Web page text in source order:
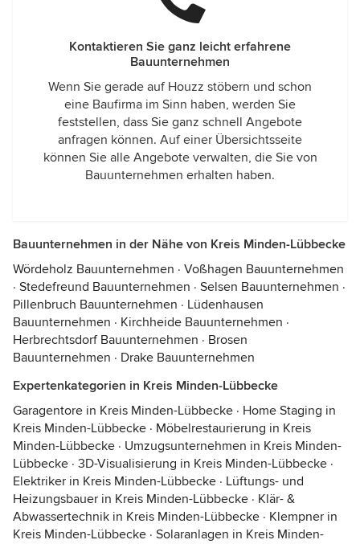
Kontaktieren Sie ganz leicht erfahrene
Bauunternehmen
Wenn Sie gerade auf Houzz stöbern und schon
eine Baufirma im Sinn haben, werden Sie
feststellen, dass Sie ganz schnell Angebote
anfragen können. Auf einer Übersichtsseite
können Sie alle Angebote verwalten, die Sie von
Bauunternehmen erhalten haben.
Bauunternehmen in der Nähe von Kreis Minden-Lübbecke
Wördeholz Bauunternehmen · Voßhagen Bauunternehmen
· Stedefreund Bauunternehmen · Selsen Bauunternehmen ·
Pillenbruch Bauunternehmen · Lüdenhausen
Bauunternehmen · Kirchheide Bauunternehmen ·
Herbrechtsdorf Bauunternehmen · Brosen
Bauunternehmen · Drake Bauunternehmen
Expertenkategorien in Kreis Minden-Lübbecke
Garagentore in Kreis Minden-Lübbecke · Home Staging in
Kreis Minden-Lübbecke · Möbelrestaurierung in Kreis
Minden-Lübbecke · Umzugsunternehmen in Kreis Minden-
Lübbecke · 3D-Visualisierung in Kreis Minden-Lübbecke ·
Elektriker in Kreis Minden-Lübbecke · Lüftungs- und
Heizungsbauer in Kreis Minden-Lübbecke · Klär- &
Abwassertechnik in Kreis Minden-Lübbecke · Klempner in
Kreis Minden-Lübbecke · Solaranlagen in Kreis Minden-